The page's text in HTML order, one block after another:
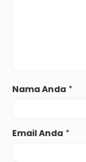
Nama Anda *
Email Anda *